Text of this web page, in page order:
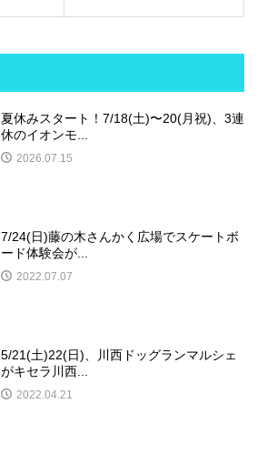
夏休みスタート！7/18(土)〜20(月祝)、3連
休のイオンモ...
2026.07.15
7/24(日)藤の木さんかく広場でスケートボ
ード体験会が...
2022.07.07
5/21(土)22(日)、川西ドッグランマルシェ
がキセラ川西...
2022.04.21